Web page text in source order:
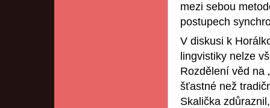
mezi sebou
postupech
V diskusi k
lingvistiky nelze
Rozdělení věd na
šťastné než
Skalička